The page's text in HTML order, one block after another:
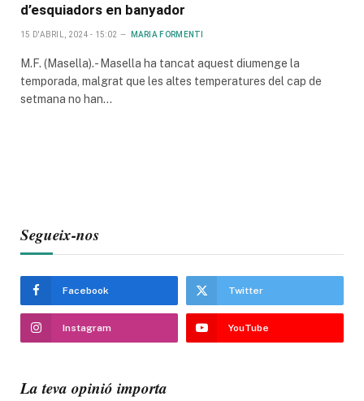
d’esquiadors en banyador
15 D'ABRIL, 2024 - 15:02 MARIA FORMENTI
M.F. (Masella).- Masella ha tancat aquest diumenge la
temporada, malgrat que les altes temperatures del cap de
setmana no han…
Segueix-nos
Facebook Twitter
Instagram YouTube
La teva opinió importa